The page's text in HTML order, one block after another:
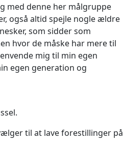
med denne her målgruppe
også altid spejle nogle ældre
som sidder som
hvor de måske har mere til
mig til min egen
egen generation og
til at lave forestillinger på